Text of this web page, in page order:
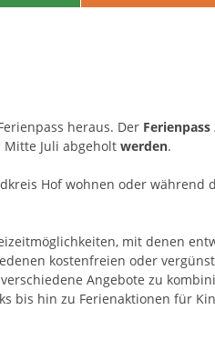
heraus. Der Ferienpass
Juli abgeholt werden.
Hof wohnen oder während
mit denen
kostenfreien oder
Angebote zu
bis hin zu Ferienaktionen für